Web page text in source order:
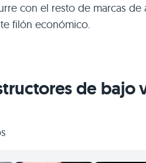
con el resto de marcas de
filón económico.
de bajo